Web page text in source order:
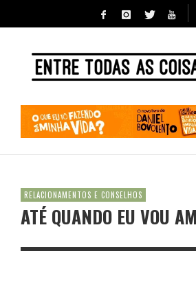
RELACIONAMENTOS E CONSELHOS
ATÉ QUANDO EU VOU